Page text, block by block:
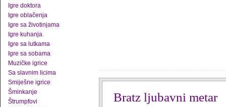
Igre doktora
Igre oblačenja
Igre sa životinjama
Igre kuhanja
Igre sa lutkama
Igre sa sobama
Muzičke igrice
Sa slavnim licima
Smiješne igrice
Šminkanje
Štrumpfovi
Bratz ljubavni metar